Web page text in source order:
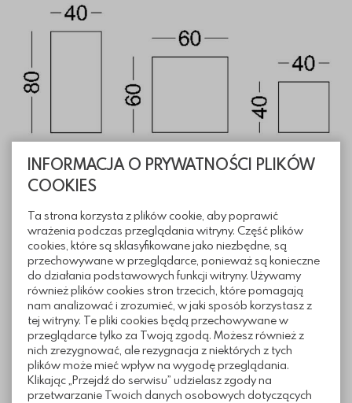
INFORMACJA O PRYWATNOŚCI PLIKÓW
COOKIES
Ta strona korzysta z plików cookie, aby poprawić
wrażenia podczas przeglądania witryny. Część plików
cookies, które są sklasyfikowane jako niezbędne, są
przechowywane w przeglądarce, ponieważ są konieczne
do działania podstawowych funkcji witryny. Używamy
również plików cookies stron trzecich, które pomagają
nam analizować i zrozumieć, w jaki sposób korzystasz z
tej witryny. Te pliki cookies będą przechowywane w
przeglądarce tylko za Twoją zgodą. Możesz również z
nich zrezygnować, ale rezygnacja z niektórych z tych
plików może mieć wpływ na wygodę przeglądania.
Klikając „Przejdź do serwisu” udzielasz zgody na
przetwarzanie Twoich danych osobowych dotyczących
Pliki do pobrania
Realizacje z wykorzystaniem płyt
tarasowych Grano